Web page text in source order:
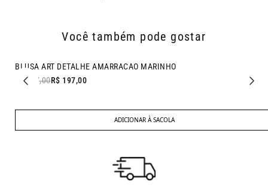
Você também pode gostar
- 26% OFF
BLUSA ART DETALHE AMARRACAO MARINHO
R$ 267,00R$ 197,00
ADICIONAR À SACOLA